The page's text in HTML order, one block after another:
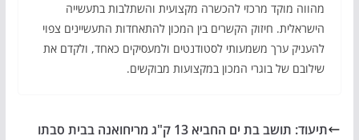
מהווה מוקד מרכזי להכשרה מקצועית והשתלבות בתעשייה
הישראלית. חיזוק הקשרים בין המכון להתאחדות התעשיינים צפוי
להעניק ערך משמעותי לסטודנטים ולמעסיקים כאחד, ולקדם את
שילובם של בוגרי המכון במקצועות מבוקשים.
תיעוד: תושב בת ים החביא 13 ק"ג מריחואנה בבית סבתו